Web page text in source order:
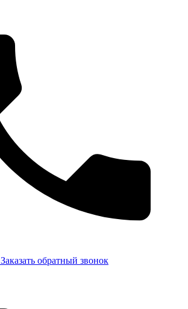
Заказать обратный звонок